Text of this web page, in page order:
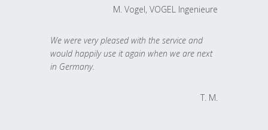
M. Vogel, VOGEL Ingenieure
We were very pleased with the service and
would happily use it again when we are next
in Germany.
T. M.